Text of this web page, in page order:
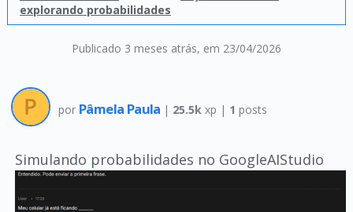
Publicado 3 meses atrás, em 23/04/2026
explorando probabilidades
por Pâmela Paula | 25.5k xp | 1 posts
Simulando probabilidades no GoogleAIStudio